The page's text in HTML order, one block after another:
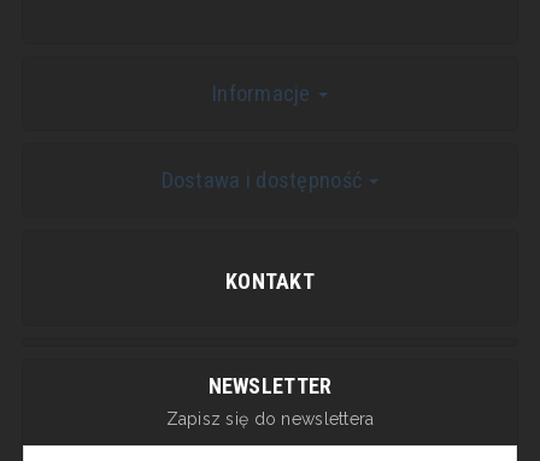
Informacje
Dostawa i dostępność
KONTAKT
NEWSLETTER
Zapisz się do newslettera